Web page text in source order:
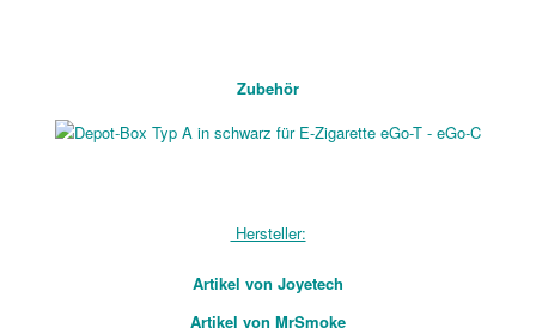
Zubehör
Hersteller:
Artikel von Joyetech
Artikel von MrSmoke